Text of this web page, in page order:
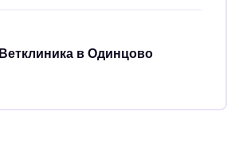
Ветклиника в Одинцово